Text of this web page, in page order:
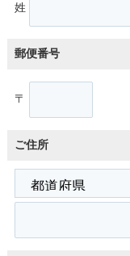
姓
郵便番号
〒
ご住所